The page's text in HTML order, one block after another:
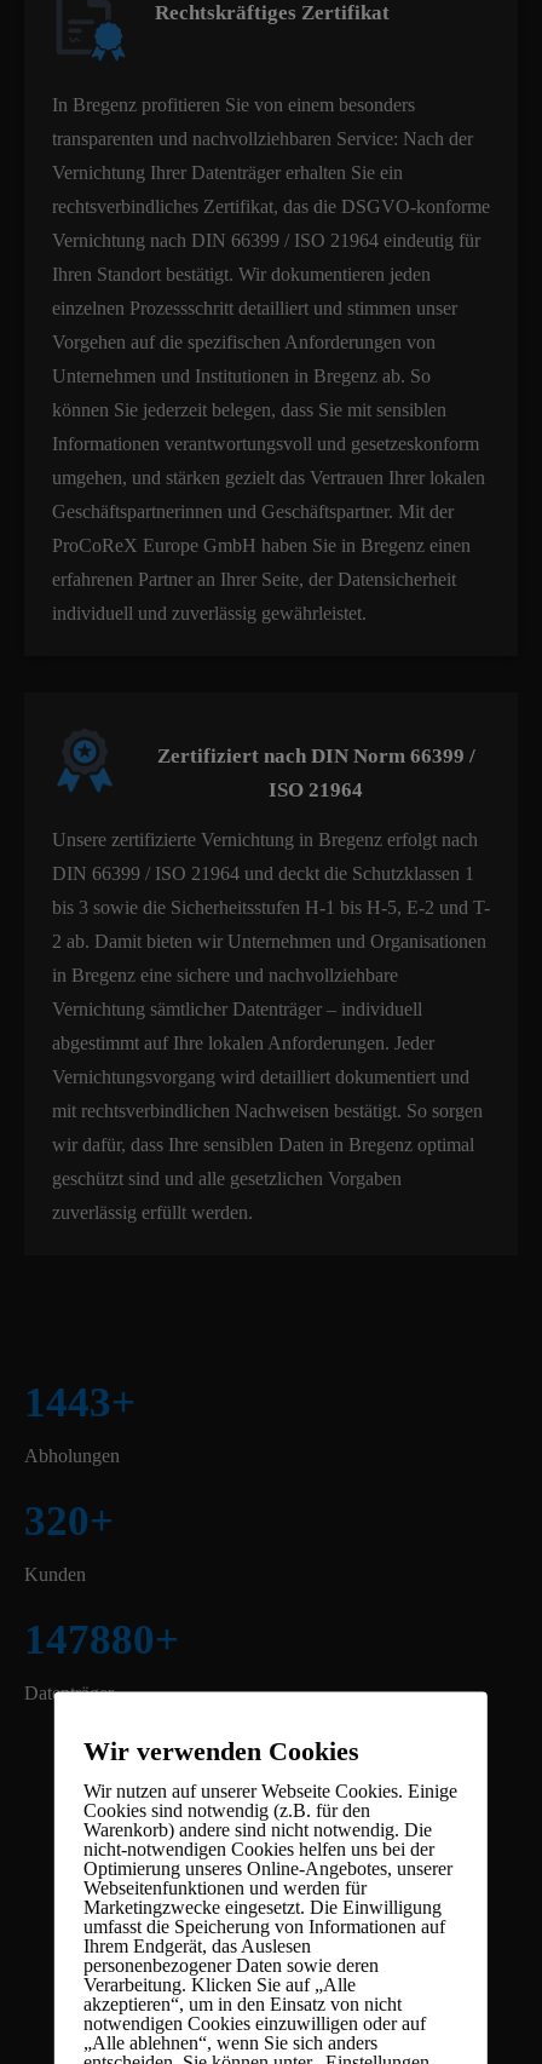
Rechtskräftiges Zertifikat
In Bregenz profitieren Sie von einem besonders
transparenten und nachvollziehbaren Service: Nach der
Vernichtung Ihrer Datenträger erhalten Sie ein
rechtsverbindliches Zertifikat, das die DSGVO-konforme
Vernichtung nach DIN 66399 / ISO 21964 eindeutig für
Ihren Standort bestätigt. Wir dokumentieren jeden
einzelnen Prozessschritt detailliert und stimmen unser
Vorgehen auf die spezifischen Anforderungen von
Unternehmen und Institutionen in Bregenz ab. So
können Sie jederzeit belegen, dass Sie mit sensiblen
Informationen verantwortungsvoll und gesetzeskonform
umgehen, und stärken gezielt das Vertrauen Ihrer lokalen
Geschäftspartnerinnen und Geschäftspartner. Mit der
ProCoReX Europe GmbH haben Sie in Bregenz einen
erfahrenen Partner an Ihrer Seite, der Datensicherheit
individuell und zuverlässig gewährleistet.
Zertifiziert nach DIN Norm 66399 /
ISO 21964
Unsere zertifizierte Vernichtung in Bregenz erfolgt nach
DIN 66399 / ISO 21964 und deckt die Schutzklassen 1
bis 3 sowie die Sicherheitsstufen H-1 bis H-5, E-2 und T-
2 ab. Damit bieten wir Unternehmen und Organisationen
in Bregenz eine sichere und nachvollziehbare
Vernichtung sämtlicher Datenträger – individuell
abgestimmt auf Ihre lokalen Anforderungen. Jeder
Vernichtungsvorgang wird detailliert dokumentiert und
mit rechtsverbindlichen Nachweisen bestätigt. So sorgen
wir dafür, dass Ihre sensiblen Daten in Bregenz optimal
geschützt sind und alle gesetzlichen Vorgaben
zuverlässig erfüllt werden.
1443+
Abholungen
320+
Kunden
147880+
Datenträger
Wir verwenden Cookies
Wir nutzen auf unserer Webseite Cookies. Einige
Cookies sind notwendig (z.B. für den
Warenkorb) andere sind nicht notwendig. Die
nicht-notwendigen Cookies helfen uns bei der
Optimierung unseres Online-Angebotes, unserer
Webseitenfunktionen und werden für
Marketingzwecke eingesetzt. Die Einwilligung
umfasst die Speicherung von Informationen auf
Ihrem Endgerät, das Auslesen
personenbezogener Daten sowie deren
Verarbeitung. Klicken Sie auf „Alle
akzeptieren“, um in den Einsatz von nicht
notwendigen Cookies einzuwilligen oder auf
„Alle ablehnen“, wenn Sie sich anders